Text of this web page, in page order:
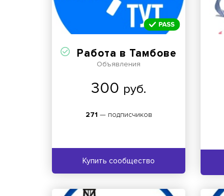
Работа в Тамбове
Объявления
300 руб.
271 — подписчиков
Купить сообщество